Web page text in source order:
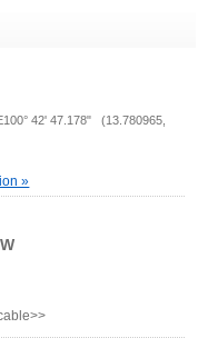
42' 47.178" (13.780965,
»